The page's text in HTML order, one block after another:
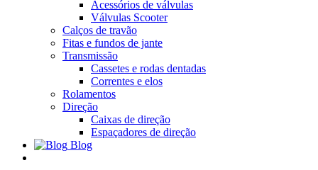
Acessórios de válvulas
Válvulas Scooter
Calços de travão
Fitas e fundos de jante
Transmissão
Cassetes e rodas dentadas
Correntes e elos
Rolamentos
Direção
Caixas de direção
Espaçadores de direção
Blog